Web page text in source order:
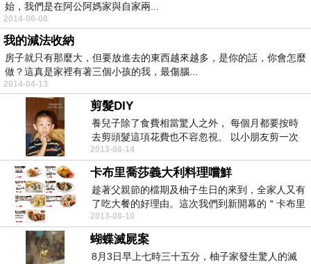
始，我們是在阿公阿媽家與自家兩...
2014-06-08
我的減法收納
房子就只有那麼大，但要放進去的東西越來越多，是你的話，你會怎麼
做？這真是家裡有著三個小孩的我，最傷腦...
2014-04-13
剪髮DIY
養兒子除了食費相當驚人之外， 每個月都要按時
去剪頭髮這項花費也不容忽視。 以小朋友剪一次
頭髮10...
2013-08-14
卡布里喬莎義大利料理嚐鮮
趁著父親節的檔期及柚子生日的來到，全家人又有
了吃大餐的好理由。這次我們到新開幕的＂卡布里
喬莎＂去吃義...
2013-08-10
蝴蝶滅屍案
8月3日早上七時三十五分，柚子家發生驚人的滅